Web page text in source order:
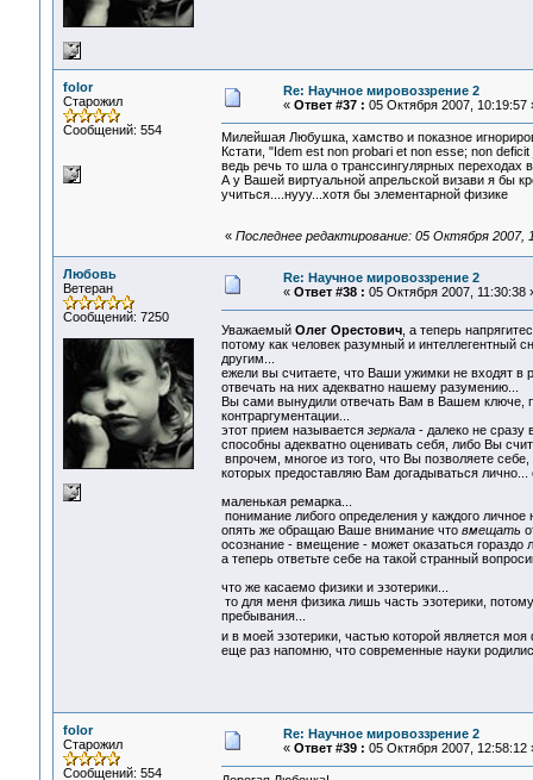
folor
Старожил
Сообщений: 554
Re: Научное мировоззрение 2
« Ответ #37 : 05 Октября 2007, 10:19:57
Милейшая Любушка, хамство и показное
Кстати, "Idem est non probari et non esse; non
ведь речь то шла о транссингулярных переходах
А у Вашей виртуальной апрельской визави я бы
учиться....нууу...хотя бы элементарной физике
« Последнее редактирование: 05 Октября 2007,
Любовь
Ветеран
Сообщений: 7250
Re: Научное мировоззрение 2
« Ответ #38 : 05 Октября 2007, 11:30:38
Уважаемый Олег Орестович, а теперь
потому как человек разумный и интеллегентный
другим...
ежели вы считаете, что Ваши ужимки не входят в
отвечать на них адекватно нашему разумению...
Вы сами вынудили отвечать Вам в Вашем ключе,
контраргументации...
этот прием называется зеркала- далеко не сразу
способны адекватно оценивать себя, либо Вы
впрочем, многое из того, что Вы позволяете
которых предоставляю Вам догадываться
маленькая ремарка...
понимание либого определения у каждого личное
опять же обращаю Ваше внимание что вмещать
осознание - вмещение - может оказаться гораздо
а теперь ответьте себе на такой странный
что же касаемо физики и эзотерики...
то для меня физика лишь часть эзотерики,
пребывания...
и в моей эзотерики, частью которой является
еще раз напомню, что современные науки
folor
Старожил
Сообщений: 554
Re: Научное мировоззрение 2
« Ответ #39 : 05 Октября 2007, 12:58:12